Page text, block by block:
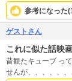
んて思いました。
他の方もレビュー
われてるかも？な
参考になった(
ゲストさん
これに似た話映
昔観たキューブ っ
せんが、、、、、、